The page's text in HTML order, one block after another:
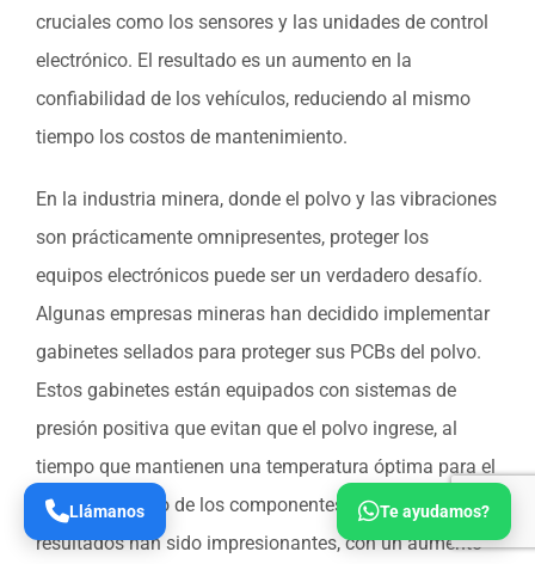
cruciales como los sensores y las unidades de control
electrónico. El resultado es un aumento en la
confiabilidad de los vehículos, reduciendo al mismo
tiempo los costos de mantenimiento.
En la industria minera, donde el polvo y las vibraciones
son prácticamente omnipresentes, proteger los
equipos electrónicos puede ser un verdadero desafío.
Algunas empresas mineras han decidido implementar
gabinetes sellados para proteger sus PCBs del polvo.
Estos gabinetes están equipados con sistemas de
presión positiva que evitan que el polvo ingrese, al
tiempo que mantienen una temperatura óptima para el
funcionamiento de los componentes electrónicos. Los
resultados han sido impresionantes, con un aumento
Te ayudamos?
Llámanos